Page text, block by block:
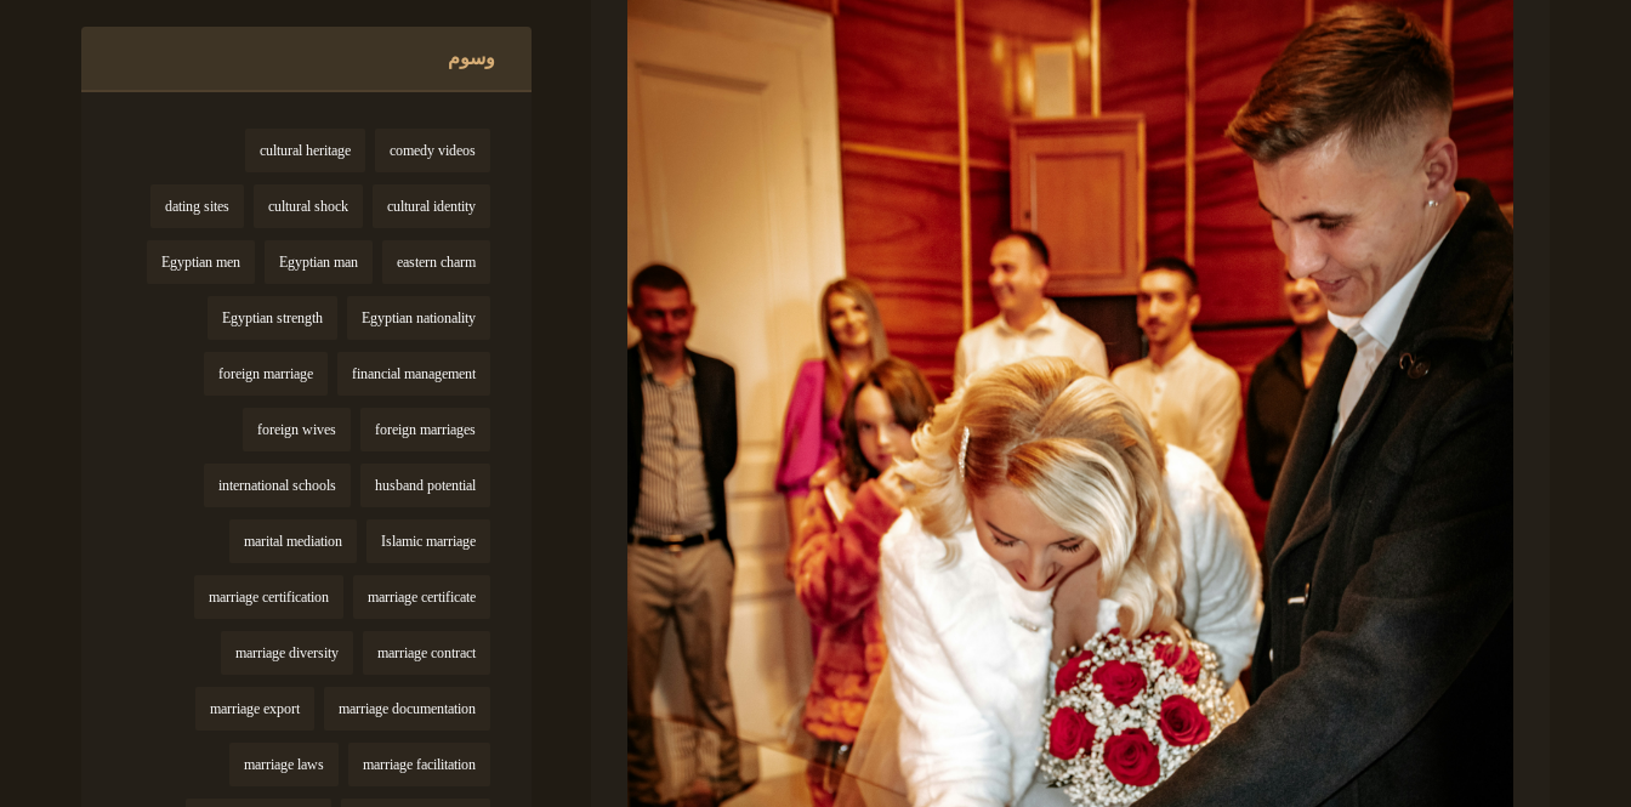
وسوم
comedy videos
cultural heritage
cultural identity
cultural shock
dating sites
eastern charm
Egyptian man
Egyptian men
Egyptian nationality
Egyptian strength
financial management
foreign marriage
foreign marriages
foreign wives
husband potential
international schools
Islamic marriage
marital mediation
marriage certificate
marriage certification
marriage contract
marriage diversity
marriage documentation
marriage export
marriage facilitation
marriage laws